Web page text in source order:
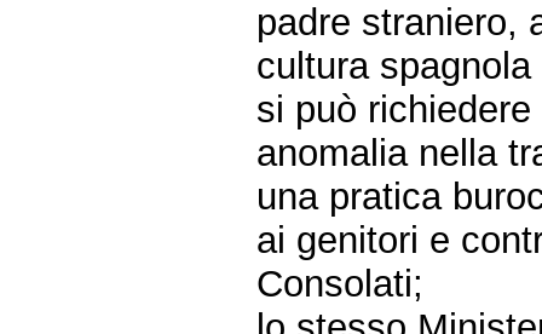
padre straniero,
cultura
si può
anomalia nella
una pratica
ai genitori e
Consolati;